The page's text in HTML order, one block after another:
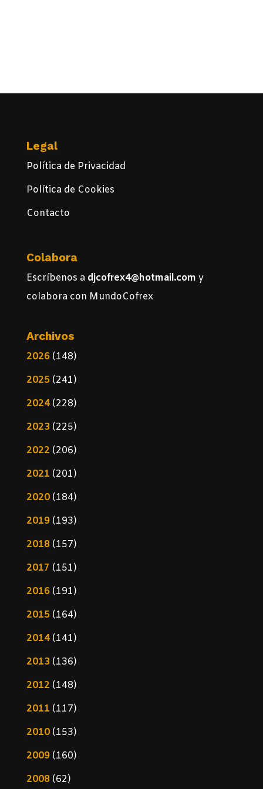
Legal
Política de Privacidad
Política de Cookies
Contacto
Colabora
Escríbenos a djcofrex4@hotmail.com y
colabora con MundoCofrex
Archivos
2026(148)
2025(241)
2024(228)
2023(225)
2022 (206)
2021 (201)
2020(184)
2019(193)
2018(157)
2017 (151)
2016(191)
2015(164)
2014(141)
2013(136)
2012 (148)
2011 (117)
2010(153)
2009(160)
2008(62)